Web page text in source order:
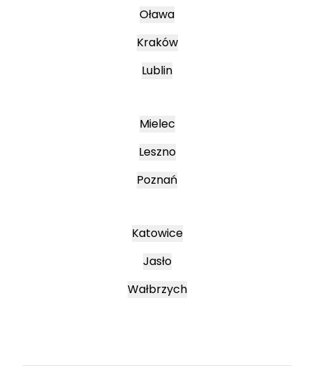
Oława
Kraków
Lublin
Mielec
Leszno
Poznań
Katowice
Jasło
Wałbrzych